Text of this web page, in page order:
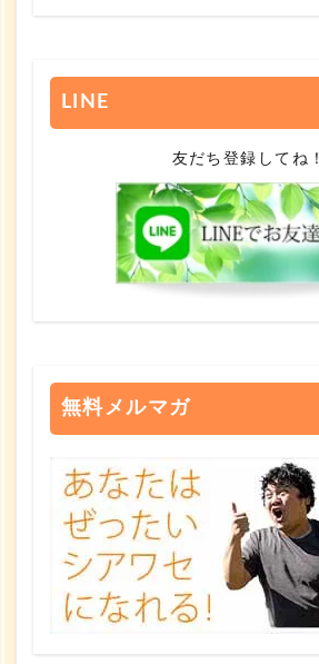
LINE
友だち登録してね！
無料メルマガ